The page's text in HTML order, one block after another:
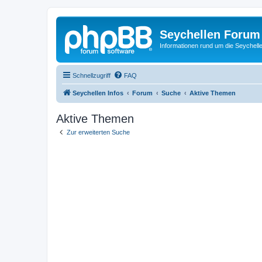
Seychellen Forum
Informationen rund um die
Schnellzugriff FAQ
Seychellen Infos Forum Suche Aktive Themen
Aktive Themen
Zur erweiterten Suche